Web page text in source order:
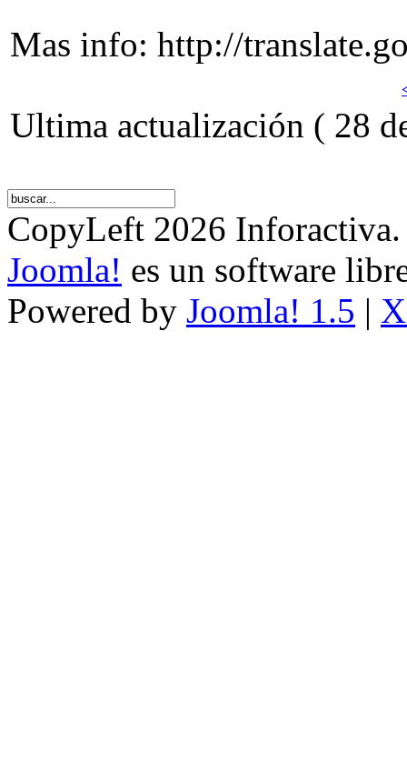
Mas info: http://
Ultima actualización ( 28
CopyLeft 2026 Inforactiva.
Joomla! es un software
Powered by Joomla! 1.5 |